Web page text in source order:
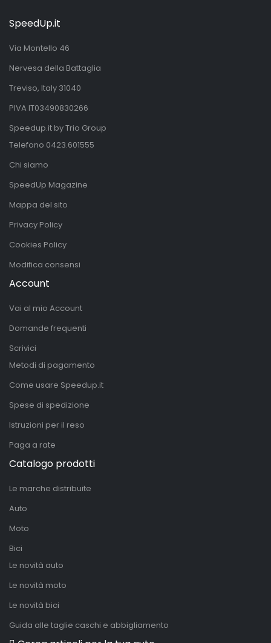
SpeedUp.it
Via Montello 46
Nervesa della Battaglia
Treviso, Italy 31040
PIVA IT03490830266
Speedup.it by Trio Group
Telefono 0423.601555
Chi siamo
SpeedUp Magazine
Mappa del sito
Privacy Policy
Cookies Policy
Modifica consensi
Account
Vai al mio Account
Domande frequenti
Scrivici
Metodi di pagamento
Come usare Speedup.it
Spese di spedizione
Istruzioni per il reso
Paga a rate
Catalogo prodotti
Le marche distribuite
Auto
Moto
Bici
Le novità auto
Le novità moto
Le novità bici
Guida alle taglie caschi e abbigliamento